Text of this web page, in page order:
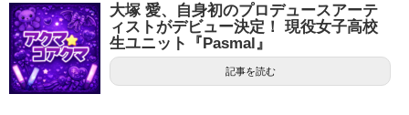
大塚 愛、自身初のプロデュースアーテ
ィストがデビュー決定！ 現役女子高校
生ユニット『Pasmal』
記事を読む